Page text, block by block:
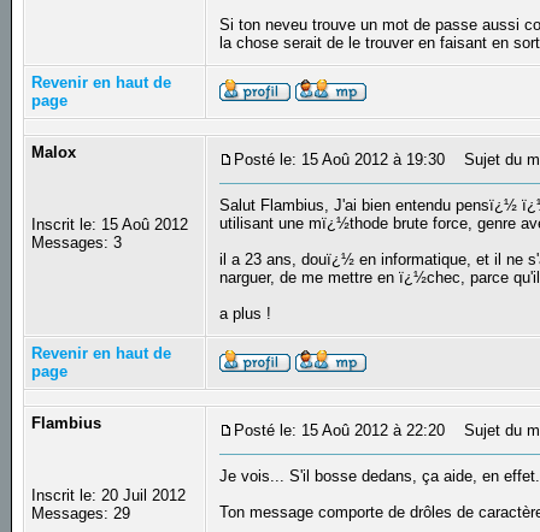
Si ton neveu trouve un mot de passe aussi
la chose serait de le trouver en faisant en
Revenir en haut de
page
Malox
Inscrit le: 15 Aoû 2012
Messages: 3
Posté le: 15 Aoû 2012 à 19:30 Sujet du
Salut Flambius, J'ai bien entendu pensï¿½
utilisant une mï¿½thode brute force, genre
il a 23 ans, douï¿½ en informatique, et il ne
narguer, de me mettre en ï¿½chec, parce
a plus !
Revenir en haut de
page
Flambius
Inscrit le: 20 Juil 2012
Messages: 29
Posté le: 15 Aoû 2012 à 22:20 Sujet du
Je vois... S'il bosse dedans, ça aide, en effet.
Ton message comporte de drôles de